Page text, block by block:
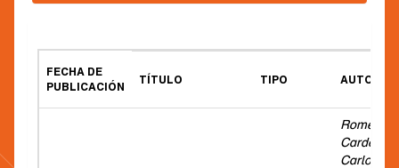
FECHA DE
PUBLICACIÓN
TÍTULO TIPO
Romeo
Carlos;